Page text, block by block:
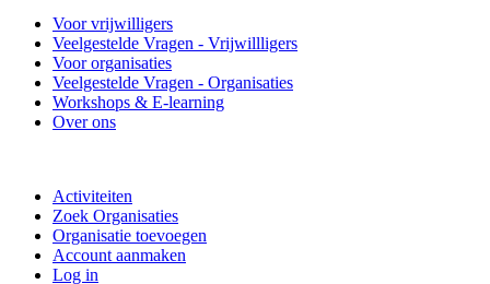
Voor vrijwilligers
Veelgestelde Vragen - Vrijwillligers
Voor organisaties
Veelgestelde Vragen - Organisaties
Workshops & E-learning
Over ons
Activiteiten
Zoek Organisaties
Organisatie toevoegen
Account aanmaken
Log in